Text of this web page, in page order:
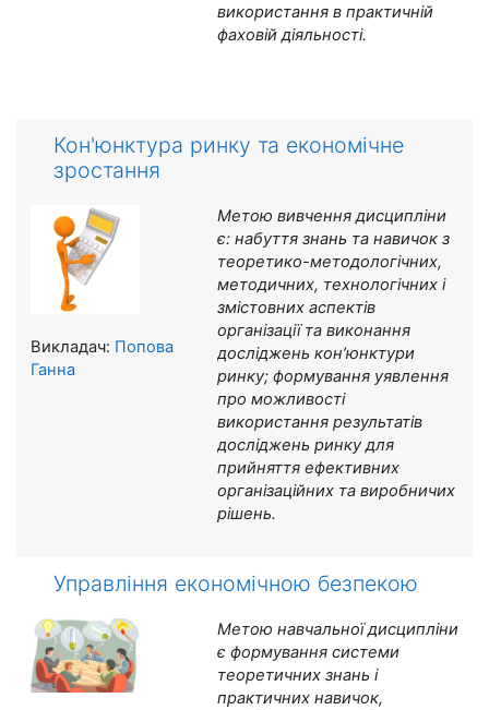
використання в практичній
фаховій діяльності.
Кон'юнктура ринку та економічне
зростання
Метою вивчення дисципліни
є: набуття знань та навичок з
теоретико-методологічних,
методичних, технологічних і
змістовних аспектів
організації та виконання
досліджень кон’юнктури
ринку; формування уявлення
про можливості
використання результатів
досліджень ринку для
прийняття ефективних
організаційних та виробничих
рішень.
Викладач: Попова
Ганна
Управління економічною безпекою
Метою навчальної дисципліни
є формування системи
теоретичних знань і
практичних навичок,